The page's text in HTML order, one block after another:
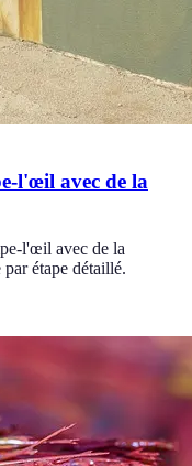
l'œil avec de la
l'œil avec de la
étape détaillé.